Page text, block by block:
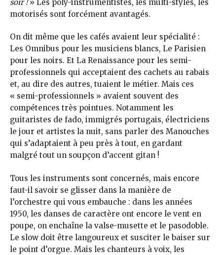
soir !» Les poly-instrumentistes, les multi-styles, les
motorisés sont forcément avantagés.
On dit même que les cafés avaient leur spécialité :
Les Omnibus pour les musiciens blancs, Le Parisien
pour les noirs. Et La Renaissance pour les semi-
professionnels qui acceptaient des cachets au rabais
et, au dire des autres, tuaient le métier. Mais ces
« semi-professionnels » avaient souvent des
compétences très pointues. Notamment les
guitaristes de fado, immigrés portugais, électriciens
le jour et artistes la nuit, sans parler des Manouches
qui s’adaptaient à peu près à tout, en gardant
malgré tout un soupçon d’accent gitan !
Tous les instruments sont concernés, mais encore
faut-il savoir se glisser dans la manière de
l’orchestre qui vous embauche : dans les années
1950, les danses de caractère ont encore le vent en
poupe, on enchaîne la valse-musette et le pasodoble.
Le slow doit être langoureux et susciter le baiser sur
le point d’orgue. Mais les chanteurs à voix, les